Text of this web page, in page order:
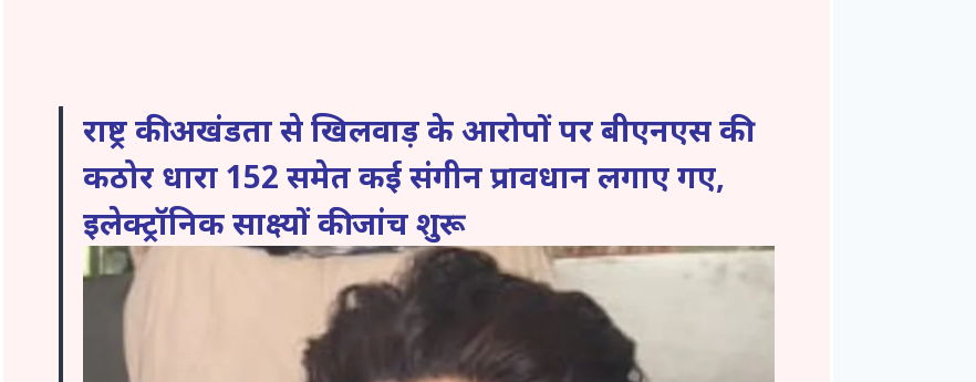
राष्ट्र की अखंडता से खिलवाड़ के आरोपों पर बीएनएस की
कठोर धारा 152 समेत कई संगीन प्रावधान लगाए गए,
इलेक्ट्रॉनिक साक्ष्यों की जांच शुरू